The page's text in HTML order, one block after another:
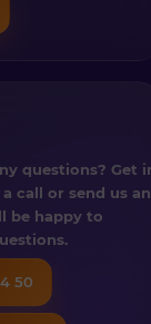
questions? Get
call or send us an
be happy to
50
swojego